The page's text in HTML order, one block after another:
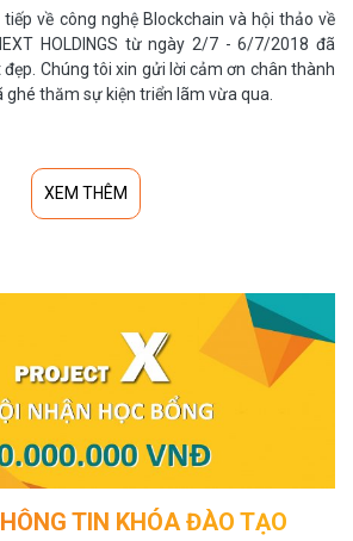
về công nghệ Blockchain và hội thảo về
HOLDINGS từ ngày 2/7 - 6/7/2018 đã
Chúng tôi xin gửi lời cảm ơn chân thành
ghé thăm sự kiện triển lãm vừa qua.
XEM THÊM
TIN KHÓA ĐÀO TẠO